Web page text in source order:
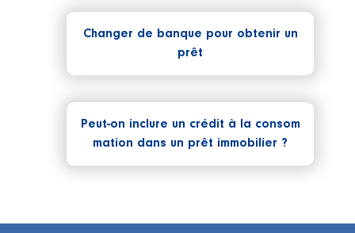
Changer de banque pour obtenir un
prêt
Peut-on inclure un crédit à la consom
mation dans un prêt immobilier ?